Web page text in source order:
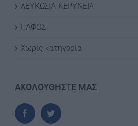
ΛΕΥΚΩΣΙΑ-ΚΕΡΥΝΕΙΑ
ΠΑΦΟΣ
Χωρίς κατηγορία
ΑΚΟΛΟΥΘΗΣΤΕ ΜΑΣ